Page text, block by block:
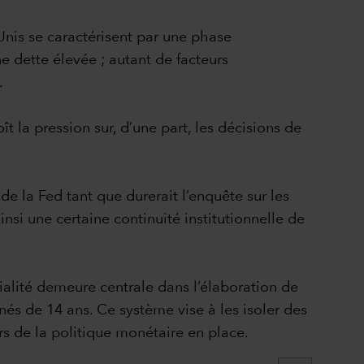
se caractérisent par une phase
dette élevée ; autant de facteurs
la pression sur, d’une part, les décisions de
la Fed tant que durerait l’enquête sur les
une certaine continuité institutionnelle de
demeure centrale dans l’élaboration de
de 14 ans. Ce système vise à les isoler des
de la politique monétaire en place.